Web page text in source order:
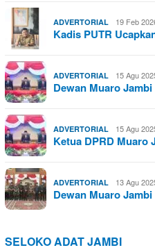
ADVERTORIAL 19 Feb
Kadis PUTR
ADVERTORIAL 15 Agu
Dewan Muaro
ADVERTORIAL 15 Agu
Ketua DPRD
ADVERTORIAL 13 Agu
Dewan Muaro
SELOKO ADAT JAMBI